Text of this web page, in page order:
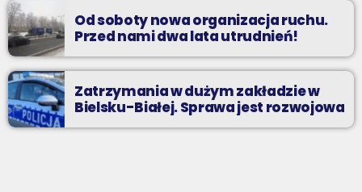
Od soboty nowa organizacja ruchu.
Przed nami dwa lata utrudnień!
Zatrzymania w dużym zakładzie w
Bielsku-Białej. Sprawa jest rozwojowa